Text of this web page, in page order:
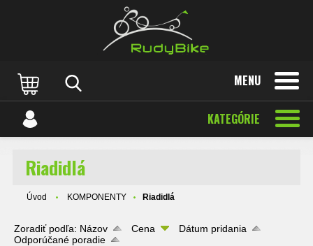
MENU
KATEGÓRIE
Riadidlá
Úvod KOMPONENTY Riadidlá
Zoradiť podľa: Názov Cena
Dátum pridania
Odporúčané poradie